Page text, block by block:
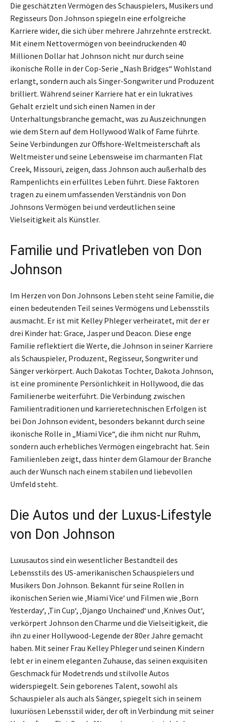
Die geschätzten Vermögen des Schauspielers, Musikers und
Regisseurs Don Johnson spiegeln eine erfolgreiche
Karriere wider, die sich über mehrere Jahrzehnte erstreckt.
Mit einem Nettovermögen von beeindruckenden 40
Millionen Dollar hat Johnson nicht nur durch seine
ikonische Rolle in der Cop-Serie „Nash Bridges“ Wohlstand
erlangt, sondern auch als Singer-Songwriter und Produzent
brilliert. Während seiner Karriere hat er ein lukratives
Gehalt erzielt und sich einen Namen in der
Unterhaltungsbranche gemacht, was zu Auszeichnungen
wie dem Stern auf dem Hollywood Walk of Fame führte.
Seine Verbindungen zur Offshore-Weltmeisterschaft als
Weltmeister und seine Lebensweise im charmanten Flat
Creek, Missouri, zeigen, dass Johnson auch außerhalb des
Rampenlichts ein erfülltes Leben führt. Diese Faktoren
tragen zu einem umfassenden Verständnis von Don
Johnsons Vermögen bei und verdeutlichen seine
Vielseitigkeit als Künstler.
Familie und Privatleben von Don
Johnson
Im Herzen von Don Johnsons Leben steht seine Familie, die
einen bedeutenden Teil seines Vermögens und Lebensstils
ausmacht. Er ist mit Kelley Phleger verheiratet, mit der er
drei Kinder hat: Grace, Jasper und Deacon. Diese enge
Familie reflektiert die Werte, die Johnson in seiner Karriere
als Schauspieler, Produzent, Regisseur, Songwriter und
Sänger verkörpert. Auch Dakotas Tochter, Dakota Johnson,
ist eine prominente Persönlichkeit in Hollywood, die das
Familienerbe weiterführt. Die Verbindung zwischen
Familientraditionen und karrieretechnischen Erfolgen ist
bei Don Johnson evident, besonders bekannt durch seine
ikonische Rolle in „Miami Vice“, die ihm nicht nur Ruhm,
sondern auch erhebliches Vermögen eingebracht hat. Sein
Familienleben zeigt, dass hinter dem Glamour der Branche
auch der Wunsch nach einem stabilen und liebevollen
Umfeld steht.
Die Autos und der Luxus-Lifestyle
von Don Johnson
Luxusautos sind ein wesentlicher Bestandteil des
Lebensstils des US-amerikanischen Schauspielers und
Musikers Don Johnson. Bekannt für seine Rollen in
ikonischen Serien wie ‚Miami Vice‘ und Filmen wie ‚Born
Yesterday‘, ‚Tin Cup‘, ‚Django Unchained‘ und ‚Knives Out‘,
verkörpert Johnson den Charme und die Vielseitigkeit, die
ihn zu einer Hollywood-Legende der 80er Jahre gemacht
haben. Mit seiner Frau Kelley Phleger und seinen Kindern
lebt er in einem eleganten Zuhause, das seinen exquisiten
Geschmack für Modetrends und stilvolle Autos
widerspiegelt. Sein geborenes Talent, sowohl als
Schauspieler als auch als Sänger, spiegelt sich in seinem
luxuriösen Lebensstil wider, der oft in Verbindung mit seiner